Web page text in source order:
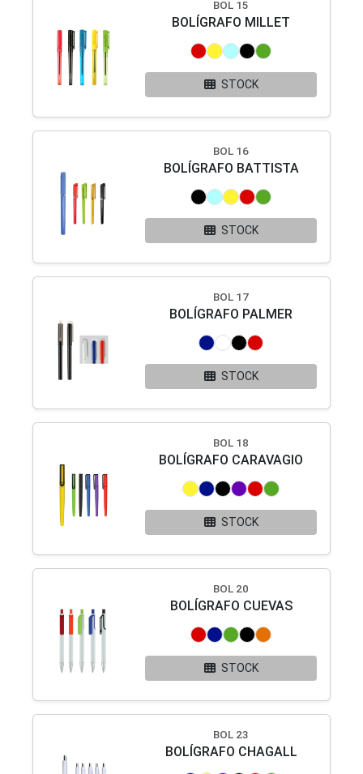
BOL 15
BOLÍGRAFO MILLET
STOCK
BOL 16
BOLÍGRAFO BATTISTA
STOCK
BOL 17
BOLÍGRAFO PALMER
STOCK
BOL 18
BOLÍGRAFO CARAVAGIO
STOCK
BOL 20
BOLÍGRAFO CUEVAS
STOCK
BOL 23
BOLÍGRAFO CHAGALL